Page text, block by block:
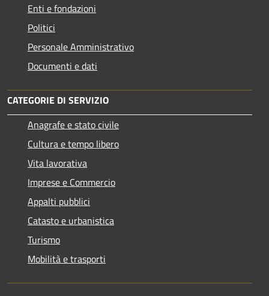
Enti e fondazioni
Politici
Personale Amministrativo
Documenti e dati
CATEGORIE DI SERVIZIO
Anagrafe e stato civile
Cultura e tempo libero
Vita lavorativa
Imprese e Commercio
Appalti pubblici
Catasto e urbanistica
Turismo
Mobilità e trasporti